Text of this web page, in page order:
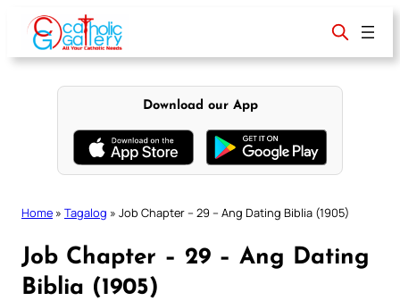
content
Download our App
Home » Tagalog » Job Chapter – 29 – Ang Dating Biblia (1905)
Job Chapter – 29 – Ang Dating
Biblia (1905)